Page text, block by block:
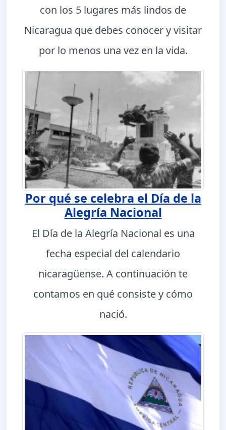
con los 5 lugares más lindos de
Nicaragua que debes conocer y visitar
por lo menos una vez en la vida.
Por qué se celebra el Día de la
Alegría Nacional
El Día de la Alegría Nacional es una
fecha especial del calendario
nicaragüense. A continuación te
contamos en qué consiste y cómo
nació.